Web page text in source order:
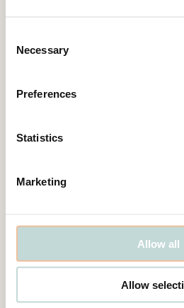
Selection
Necessary
Preferences
Statistics
Marketing
Allow all
Allow
ett sådant överordnat styr-
entreprenörens åtagande.
kontraktshandlingarna
fanns visst fog för att ett
Mot konsumentens
övervakningssystem av
konsumenten påstått
ovanliga som